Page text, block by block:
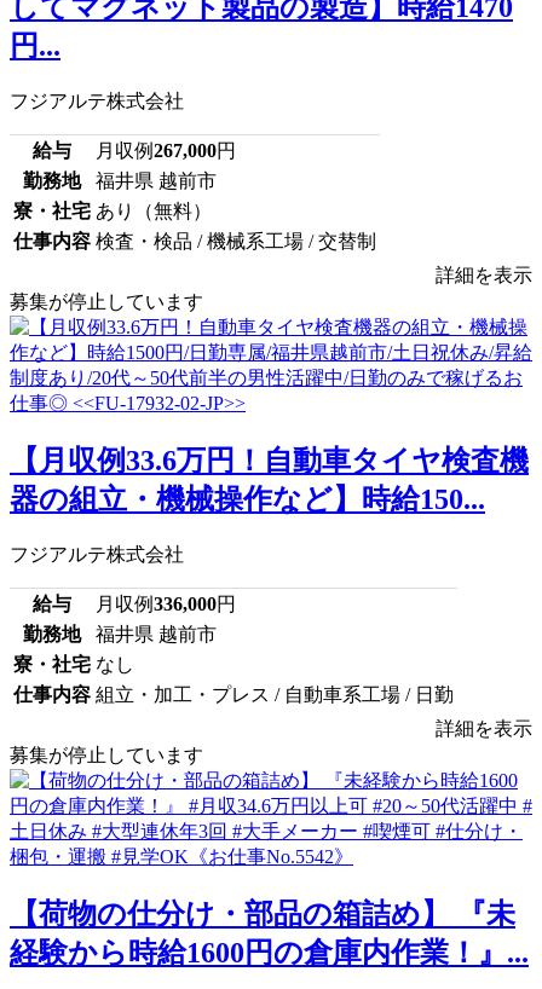
してマグネット製品の製造】時給1470
円...
フジアルテ株式会社
給与 月収例267,000円
勤務地
福井県 越前市
寮・社宅 あり（無料）
仕事内容 検査・検品 / 機械系工場 / 交替制
詳細を表示
募集が停止しています
【月収例33.6万円！自動車タイヤ検査機
器の組立・機械操作など】時給150...
フジアルテ株式会社
給与 月収例336,000円
勤務地
福井県 越前市
寮・社宅 なし
仕事内容 組立・加工・プレス / 自動車系工場 / 日勤
詳細を表示
募集が停止しています
【荷物の仕分け・部品の箱詰め】 『未
経験から時給1600円の倉庫内作業！』...